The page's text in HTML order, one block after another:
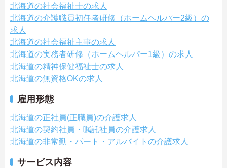
北海道の社会福祉士の求人
北海道の介護職員初任者研修（ホームヘルパー2級）の
求人
北海道の社会福祉主事の求人
北海道の実務者研修（ホームヘルパー1級）の求人
北海道の精神保健福祉士の求人
北海道の無資格OKの求人
雇用形態
北海道の正社員(正職員)の介護求人
北海道の契約社員・嘱託社員の介護求人
北海道の非常勤・パート・アルバイトの介護求人
サービス内容